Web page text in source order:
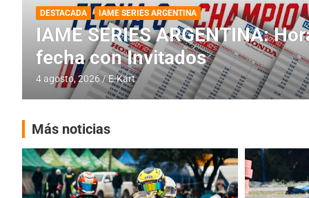
DESTACADA INFORME CENTRAL RMC BUENOS AIRES
RMC BUENOS AIRES: Cerró
histórica en Baradero
4 agosto, 2026 E-Kart
Más noticias